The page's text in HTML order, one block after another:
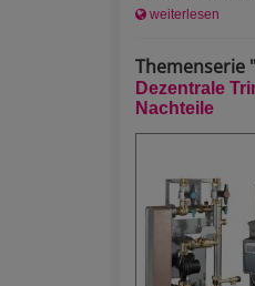
weiterlesen
Themenserie
Dezentrale
Nachteile